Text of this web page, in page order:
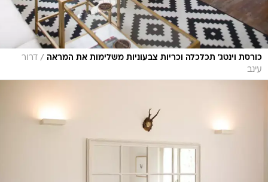
כורסת וינטג' תכלכלה וכריות צבעוניות משלימות את המראה / דרור
עינב